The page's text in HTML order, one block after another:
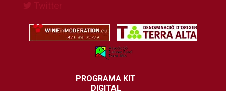
PROGRAMA KIT
DIGITAL